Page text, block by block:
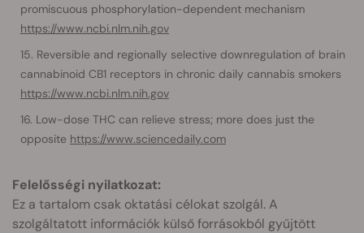
promiscuous phosphorylation-dependent mechanism
https://www.ncbi.nlm.nih.gov
Reversible and regionally selective downregulation of brain
cannabinoid CB1 receptors in chronic daily cannabis smokers
https://www.ncbi.nlm.nih.gov
Low-dose THC can relieve stress; more does just the
opposite https://www.sciencedaily.com
Felelősségi nyilatkozat:
Ez a tartalom csak oktatási célokat szolgál. A
szolgáltatott információk külső forrásokból gyűjtött